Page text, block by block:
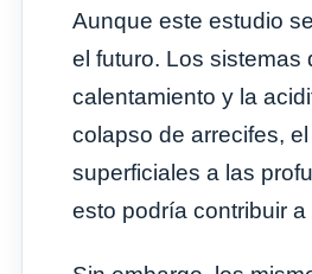
Aunque este estudio
el futuro. Los sistemas
calentamiento y la
colapso de arrecifes,
superficiales a las
esto podría contribuir